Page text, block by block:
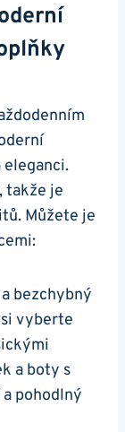
‍takže je
Můžete ‌je
⁢bezchybný
vyberte
‌a ​boty s
pohodlný